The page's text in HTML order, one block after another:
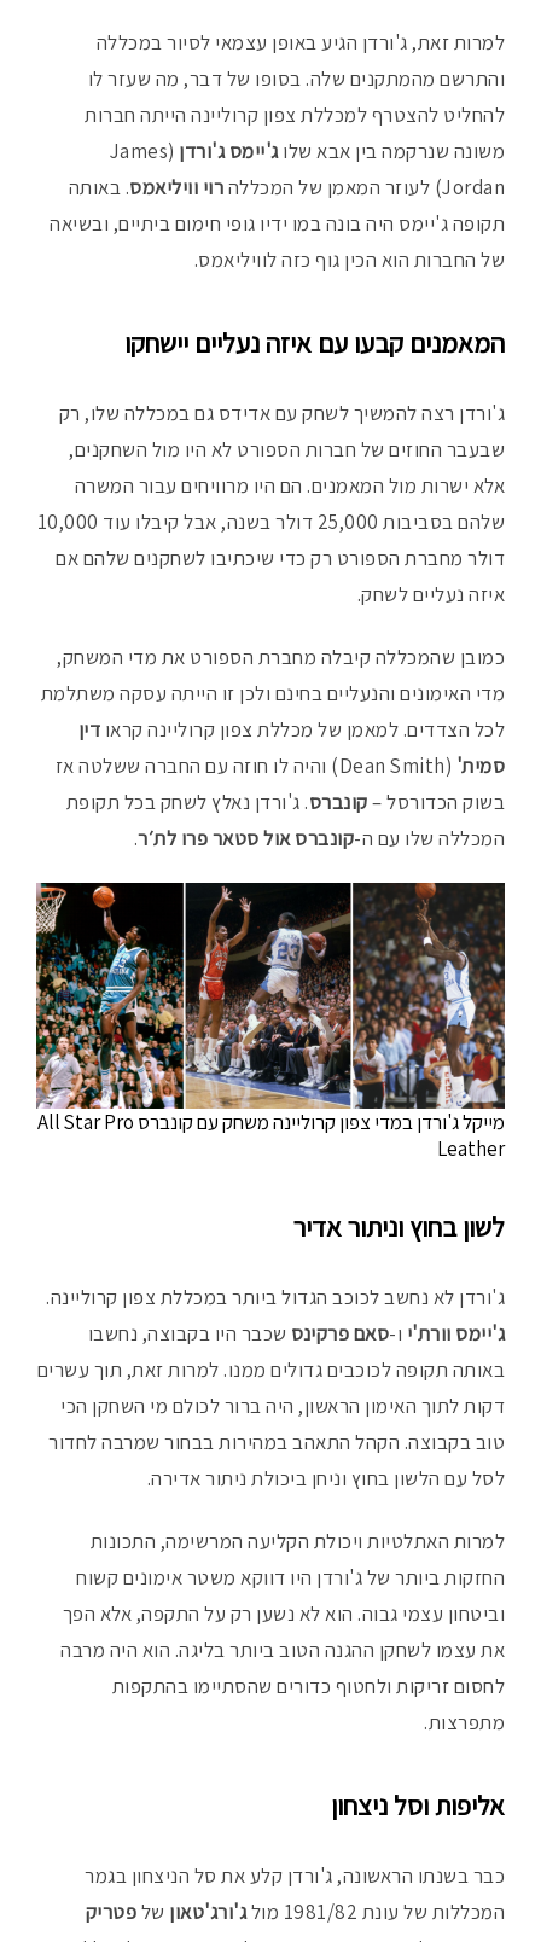
למרות זאת, ג'ורדן הגיע באופן עצמאי לסיור במכללה
והתרשם מהמתקנים שלה. בסופו של דבר, מה שעזר לו
להחליט להצטרף למכללת צפון קרוליינה הייתה חברות
משונה שנרקמה בין אבא שלוג'יימס ג'ורדן (James
Jordan) לעוזר המאמן של המכללה
רוי וויליאמס. באותה
תקופה ג'יימס היה בונה במו ידיו גופי חימום ביתיים, ובשיאה
של החברות הוא הכין גוף כזה לוויליאמס.
המאמנים קבעו עם איזה נעליים יישחקו
ג'ורדן רצה להמשיך לשחק עם אדידס גם במכללה שלו, רק
שבעבר החוזים של חברות הספורט לא היו מול השחקנים,
אלא ישרות מול המאמנים. הם היו מרוויחים עבור המשרה
שלהם בסביבות 25,000 דולר בשנה, אבל קיבלו עוד 10,000
דולר מחברת הספורט רק כדי שיכתיבו לשחקנים שלהם אם
איזה נעליים לשחק.
כמובן שהמכללה קיבלה מחברת הספורט את מדי המשחק,
מדי האימונים והנעליים בחינם ולכן זו הייתה עסקה משתלמת
לכל הצדדים. למאמן של מכללת צפון קרוליינה קראו דין
סמית'
(Dean Smith) והיה לו חוזה עם החברה ששלטה אז
בשוק הכדורסל –קונברס. ג'ורדן נאלץ לשחק בכל תקופת
המכללה שלו עם ה-קונברס אול סטאר פרו לת׳ר.
מייקל ג'ורדן במדי צפון קרוליינה משחק עם קונברס All Star Pro
Leather
לשון בחוץ וניתור אדיר
ג'ורדן לא נחשב לכוכב הגדול ביותר במכללת צפון קרוליינה.
ג'יימס וורת'י ו-סאם פרקינס שכבר היו בקבוצה, נחשבו
באותה תקופה לכוכבים גדולים ממנו. למרות זאת, תוך עשרים
דקות לתוך האימון הראשון, היה ברור לכולם מי השחקן הכי
טוב בקבוצה. הקהל התאהב במהירות בבחור שמרבה לחדור
לסל עם הלשון בחוץ וניחן ביכולת ניתור אדירה.
למרות האתלטיות ויכולת הקליעה המרשימה, התכונות
החזקות ביותר של ג'ורדן היו דווקא משטר אימונים קשוח
וביטחון עצמי גבוה. הוא לא נשען רק על התקפה, אלא הפך
את עצמו לשחקן ההגנה הטוב ביותר בליגה. הוא היה מרבה
לחסום זריקות ולחטוף כדורים שהסתיימו בהתקפות
מתפרצות.
אליפות וסל ניצחון
כבר בשנתו הראשונה, ג'ורדן קלע את סל הניצחון בגמר
המכללות של עונת 1981/82 מול
ג'ורג'טאון שלפטריק